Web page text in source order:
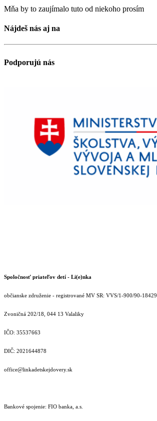
Mňa by to zaujímalo tuto od niekoho prosím
Nájdeš nás aj na
Podporujú nás
Spoločnosť priateľov detí - Li(e)nka
občianske združenie - registrované MV SR: VVS/1-900/90-18429
Zvoničná 202/18, 044 13 Valaliky
IČO: 35537663
DIČ: 2021644878
office@linkadetskejdovery.sk
Bankové spojenie: FIO banka, a.s.